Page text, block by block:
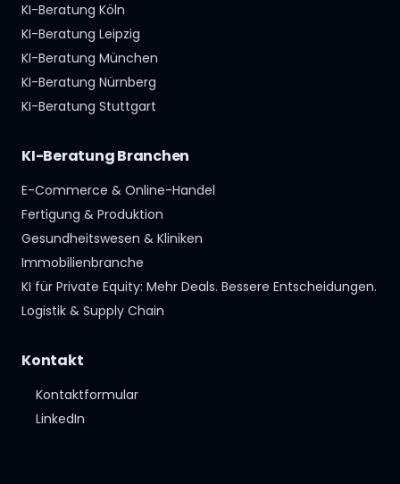
KI-Beratung Köln
KI-Beratung Leipzig
KI-Beratung München
KI-Beratung Nürnberg
KI-Beratung Stuttgart
KI-Beratung Branchen
E-Commerce & Online-Handel
Fertigung & Produktion
Gesundheitswesen & Kliniken
Immobilienbranche
KI für Private Equity: Mehr Deals. Bessere Entscheidungen.
Logistik & Supply Chain
Kontakt
Kontaktformular
LinkedIn